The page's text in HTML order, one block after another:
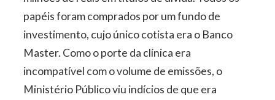
papéis foram comprados por um fundo de
investimento, cujo único cotista era o Banco
Master. Como o porte da clínica era
incompatível com o volume de emissões, o
Ministério Público viu indícios de que era